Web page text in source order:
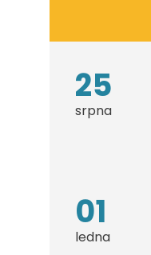
25
srpna
01
ledna